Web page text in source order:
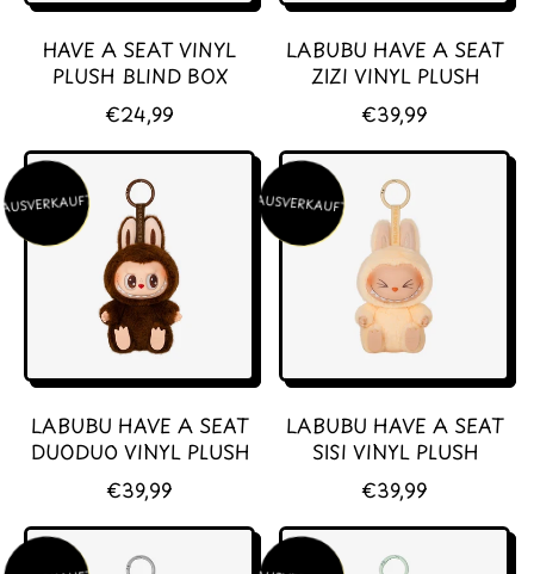
HAVE A SEAT VINYL
PLUSH BLIND BOX
N
E
R
P
R
E
S
€24,99
LABUBU HAVE A SEAT
ZIZI VINYL PLUSH
N
E
R
P
R
E
S
€39,99
LABUBU HAVE A SEAT
DUODUO VINYL PLUSH
N
€39,99
AUSVERKAUFT
LABUBU HAVE A SEAT
SISI VINYL PLUSH
N
€39,99
AUSVERKAUFT